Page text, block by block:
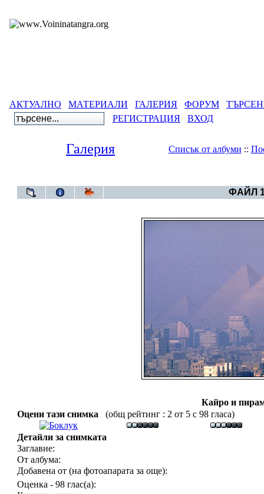
АКТУАЛНО МАТЕРИАЛИ ГАЛЕРИЯ ФОРУМ
РЕГИСТРАЦИЯ
ВХОД
Галерия Списък от албуми ::
ФАЙЛ
Кайро и
Оцени тази снимка
(общ рейтинг : 2 от 5 с 98 гласа)
Детайли за снимката
Заглавие:
От албума:
Добавена от (на фотоапарата за още):
Оценка - 98 глас(а):